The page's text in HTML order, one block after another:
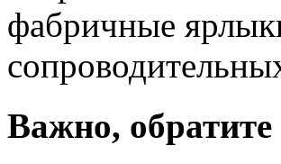
фабричные
Важно,